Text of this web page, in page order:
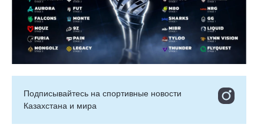
Подписывайтесь на cпортивные новости
Казахстана и мира